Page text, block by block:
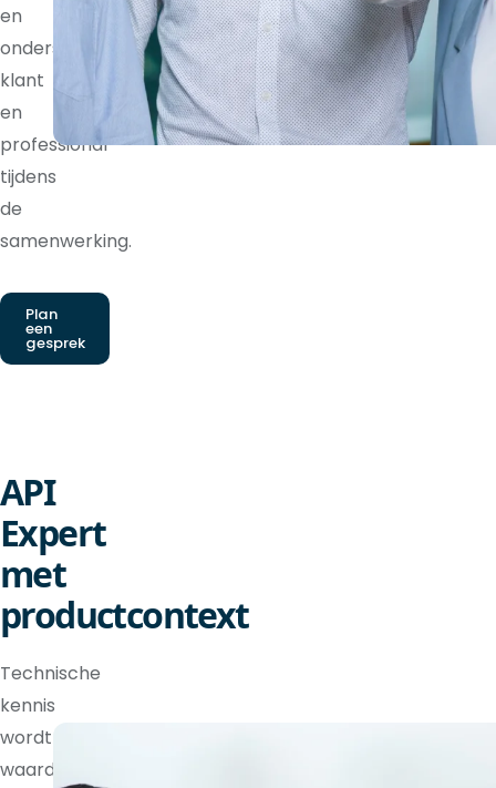
en
ondersteunt
klant
en
professional
tijdens
de
samenwerking.
Plan
een
gesprek
API
Expert
met
productcontext
Technische
kennis
wordt
waardevoller